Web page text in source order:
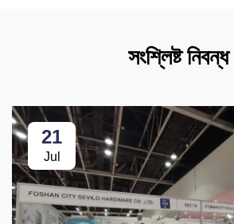
সংশ্লিষ্ট নিবন্ধ
21
Jul